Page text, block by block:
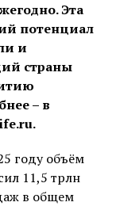
Эта
потенциал
и
страны
– в
году объём
11,5 трлн
в общем